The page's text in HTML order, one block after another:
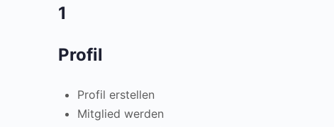
1
Profil
Profil erstellen
Mitglied werden